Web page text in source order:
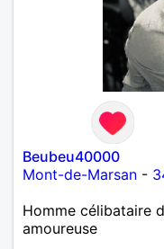
Beubeu40000
Mont-de-Marsan -
Homme célibataire
amoureuse